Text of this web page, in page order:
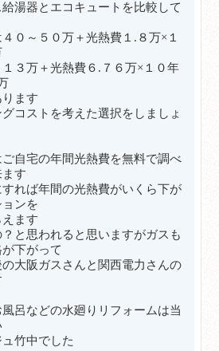
湯器とエコキュートを比較して
０～５０万＋光熱費１.８万×１
３万＋光熱費６.７６万×１０年
ます
コストを考えた選択をしましょ
自宅の年間光熱費を無料で調べ
す
れば年間の光熱費がいくら下が
ンを
ます
と思われると思いますがガスも
下がって
大阪ガスさんと関西電力さんの
呂などの水廻りリフォームは当
竹中でした